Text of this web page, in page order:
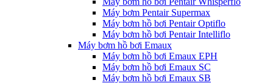
Máy bơm Pentair Supermax
Máy bơm hồ bơi Pentair Optiflo
Máy bơm hồ bơi Pentair Intelliflo
Máy bơm hồ bơi Emaux
Máy bơm hồ bơi Emaux EPH
Máy bơm hồ bơi Emaux SC
Máy bơm hồ bơi Emaux SB